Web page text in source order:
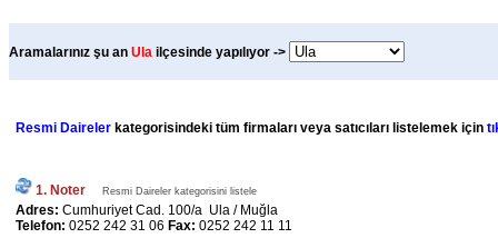
Aramalarınız şu an Ula ilçesinde yapılıyor ->
Resmi Daireler kategorisindeki tüm firmaları veya satıcıları listelemek için
1. Noter Resmi Daireler kategorisini listele
Adres: Cumhuriyet Cad. 100/a Ula / Muğla
Telefon: 0252 242 31 06 Fax: 0252 242 11 11